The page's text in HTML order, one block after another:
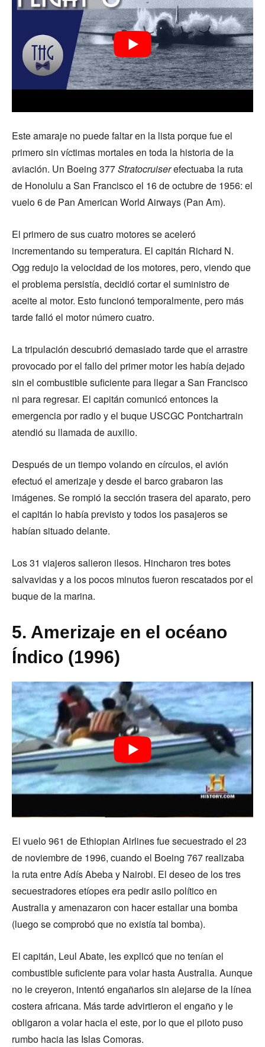
Este amaraje no puede faltar en la lista porque fue el
primero sin víctimas mortales en toda la historia de la
aviación. Un Boeing 377Stratocruiserefectuaba la ruta
de Honolulu a San Francisco el 16 de octubre de 1956: el
vuelo 6 de Pan American World Airways (Pan Am).
El primero de sus cuatro motores se aceleró
incrementando su temperatura. El capitán Richard N.
Ogg redujo la velocidad de los motores, pero, viendo que
el problema persistía, decidió cortar el suministro de
aceite al motor. Esto funcionó temporalmente, pero más
tarde falló el motor número cuatro.
La tripulación descubrió demasiado tarde que el arrastre
provocado por el fallo del primer motor les había dejado
sin el combustible suficiente para llegar a San Francisco
ni para regresar. El capitán comunicó entonces la
emergencia por radio y el buque USCGC Pontchartrain
atendió su llamada de auxilio.
Después de un tiempo volando en círculos, el avión
efectuó el amerizaje y desde el barco grabaron las
imágenes. Se rompió la sección trasera del aparato, pero
el capitán lo había previsto y todos los pasajeros se
habían situado delante.
Los 31 viajeros salieron ilesos. Hincharon tres botes
salvavidas y a los pocos minutos fueron rescatados por el
buque de la marina.
5. Amerizaje en el océano
Índico (1996)
El vuelo 961 de Ethiopian Airlines fue secuestrado el 23
de noviembre de 1996, cuando el Boeing 767 realizaba
la ruta entre Adís Abeba y Nairobi. El deseo de los tres
secuestradores etíopes era pedir asilo político en
Australia y amenazaron con hacer estallar una bomba
(luego se comprobó que no existía tal bomba).
El capitán, Leul Abate, les explicó que no tenían el
combustible suficiente para volar hasta Australia. Aunque
no le creyeron, intentó engañarlos sin alejarse de la línea
costera africana. Más tarde advirtieron el engaño y le
obligaron a volar hacia el este, por lo que el piloto puso
rumbo hacia las Islas Comoras.